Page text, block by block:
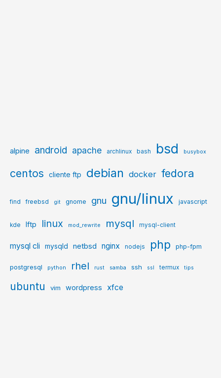
alpine android apache archlinux bash bsd busybox
centos cliente ftp debian docker fedora
find freebsd git gnome gnu gnu/linux javascript
kde lftp linux mod_rewrite mysql mysql-client
mysql cli mysqld netbsd nginx nodejs php php-fpm
postgresql python rhel rust samba ssh ssl termux tips
ubuntu vim wordpress xfce